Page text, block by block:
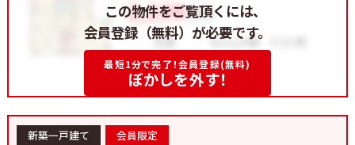
この物件をご覧頂くには、
会員登録（無料）が必要です。
最短1分で完了！会員登録(無料)
ぼかしを外す！
新築一戸建て 会員限定